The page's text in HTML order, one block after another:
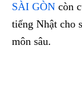
SÀI GÒN còn
tiếng Nhật cho
môn sâu.